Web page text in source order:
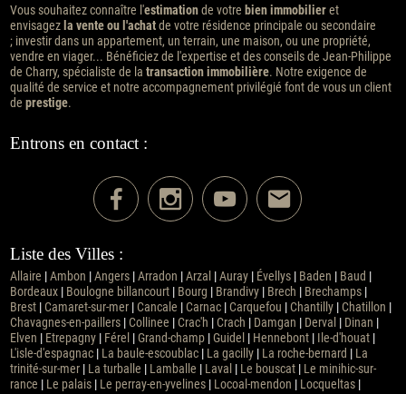
Vous souhaitez connaître l'estimationde votre bien immobilieret
envisagezla vente ou l'achatde votre résidence principale ou secondaire
; investir dans un appartement, un terrain, une maison, ou une propriété,
vendre en viager... Bénéficiez de l'expertise et des conseils de Jean-Philippe
de Charry, spécialiste de la transaction immobilière. Notre exigence de
qualité de service et notre accompagnement privilégié font de vous un client
de prestige.
Entrons en contact :
Liste des Villes :
Allaire Ambon Angers| Arradon Arzal| Auray| Évellys| Baden Baud
Bordeaux| Boulogne billancourt| Bourg Brandivy| Brech Brechamps|
Brest| Camaret-sur-mer| Cancale Carnac| Carquefou Chantilly| Chatillon
Chavagnes-en-paillers| Collinee Crac'h Crach Damgan Derval| Dinan
Elven
Etrepagny| Férel| Grand-champ| Guidel| Hennebont| Ile-d'houat|
L'isle-d'espagnac| La baule-escoublac| La gacilly| La roche-bernard
La
trinité-sur-mer| La turballe Lamballe Laval| Le bouscat| Le minihic-sur-
rance
Le palais| Le perray-en-yvelines| Locoal-mendon Locqueltas|